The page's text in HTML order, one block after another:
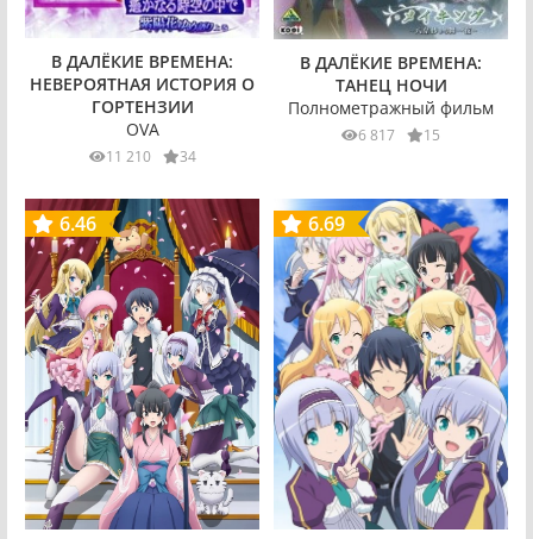
В ДАЛЁКИЕ ВРЕМЕНА:
НЕВЕРОЯТНАЯ ИСТОРИЯ О
ГОРТЕНЗИИ
OVA
11 210 34
В ДАЛЁКИЕ ВРЕМЕНА:
ТАНЕЦ НОЧИ
Полнометражный фильм
6 817 15
6.46 6.69